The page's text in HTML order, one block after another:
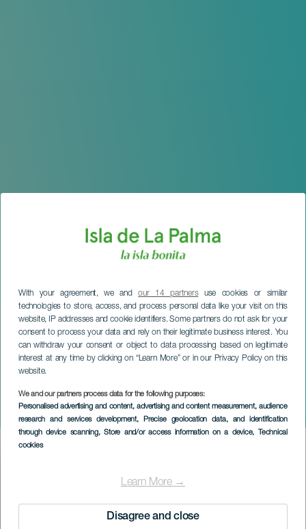
With your agreement, we andour 14 partnersuse cookies or similar
technologies to store, access, and process personal data like your visit on this
website, IP addresses and cookie identifiers. Some partners do not ask for your
consent to process your data and rely on their legitimate business interest. You
can withdraw your consent or object to data processing based on legitimate
interest at any time by clicking on “Learn More” or in our Privacy Policy on this
website.
We and our partners process data for the following purposes:
Personalised advertising and content, advertising and content measurement, audience
research and services development, Precise geolocation data, and identification
through device scanning, Store and/or access information on a device, Technical
cookies
Learn More →
Disagree and close
Legender om himmelen
under måneskinnet
LA PALMA
Imagen